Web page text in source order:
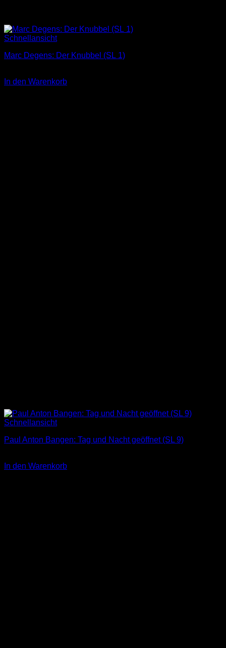
Schnellansicht
Marc Degens: Der Knubbel (SL 1)
In den Warenkorb
Schnellansicht
Paul Anton Bangen: Tag und Nacht geöffnet (SL 9)
In den Warenkorb